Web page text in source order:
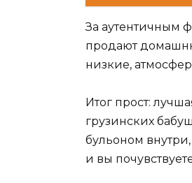
За аутентичным
продают
низкие,
Итог прост:
грузинских
бульоном внутри,
и вы